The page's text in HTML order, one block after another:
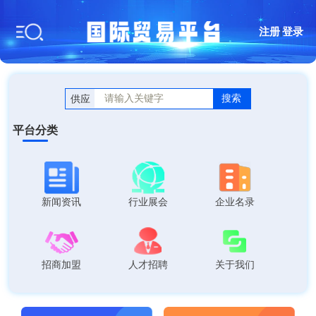
注册 |登录
供应 搜索
平台分类
新闻资讯 行业展会 企业名录
招商加盟 人才招聘 关于我们